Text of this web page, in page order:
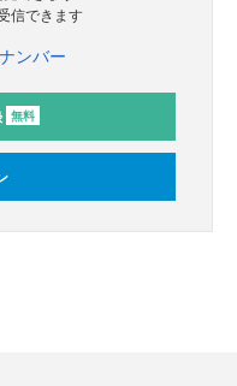
信できます
ンバー
無料